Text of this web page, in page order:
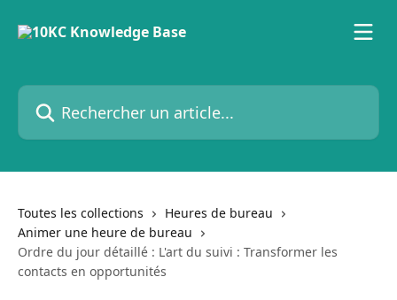
Rechercher un article...
Toutes les collections
Heures de bureau
Animer une heure de bureau
Ordre du jour détaillé : L'art du suivi : Transformer les
contacts en opportunités